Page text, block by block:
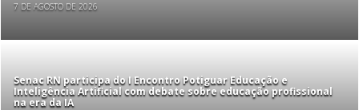
7 DE AGOSTO DE 2026
Senac RN participa do I Encontro Potiguar Educação e
Inteligência Artificial com debate sobre educação profissional
na era da IA